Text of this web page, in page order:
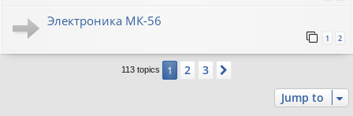
Электроника МК-56
1 2
113 topics 1 2 3
Jump to